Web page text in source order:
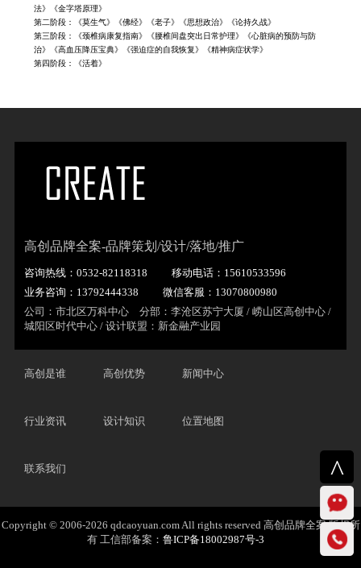
法》《金字塔原理》
第二阶段：《莫生气》《佛经》《老子》《思想政治》《论持久战》
第三阶段：《颈椎病康复指南》《腰椎间盘突出日常护理》《心脏病的预防与防
治》《高血压降压宝典》《强迫症的自我恢复》《精神病症状学》
第四阶段：《活着》
高创品牌全案-品牌策划/设计/落地/推广
咨询热线：0532-82118318
移动电话：15610533596
业务咨询：13792444338
微信客服：13070800980
公司：市北区万科中心 分部：李沧区苏宁大厦 / 崂山区高创中心 /
城阳区时代中心 / 设计联盟：新金融产业园
高创是谁 高创优势 新闻中心
行业资讯 设计知识 位置地图
联系我们
Copyright © 2006-2026 qdcaoyuan.com All rights reserved 高创品牌全案 版权所
有 工信部备案： 鲁ICP备18002987号-3
^